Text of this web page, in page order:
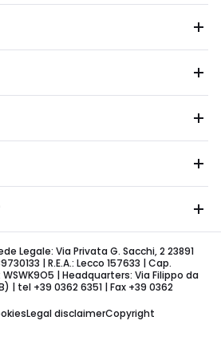
Legale: Via Privata G. Sacchi, 2 23891
| R.E.A.: Lecco 157633 | Cap.
| Headquarters: Via Filippo da
| tel +39 0362 6351 | Fax +39 0362
Legal disclaimerCopyright